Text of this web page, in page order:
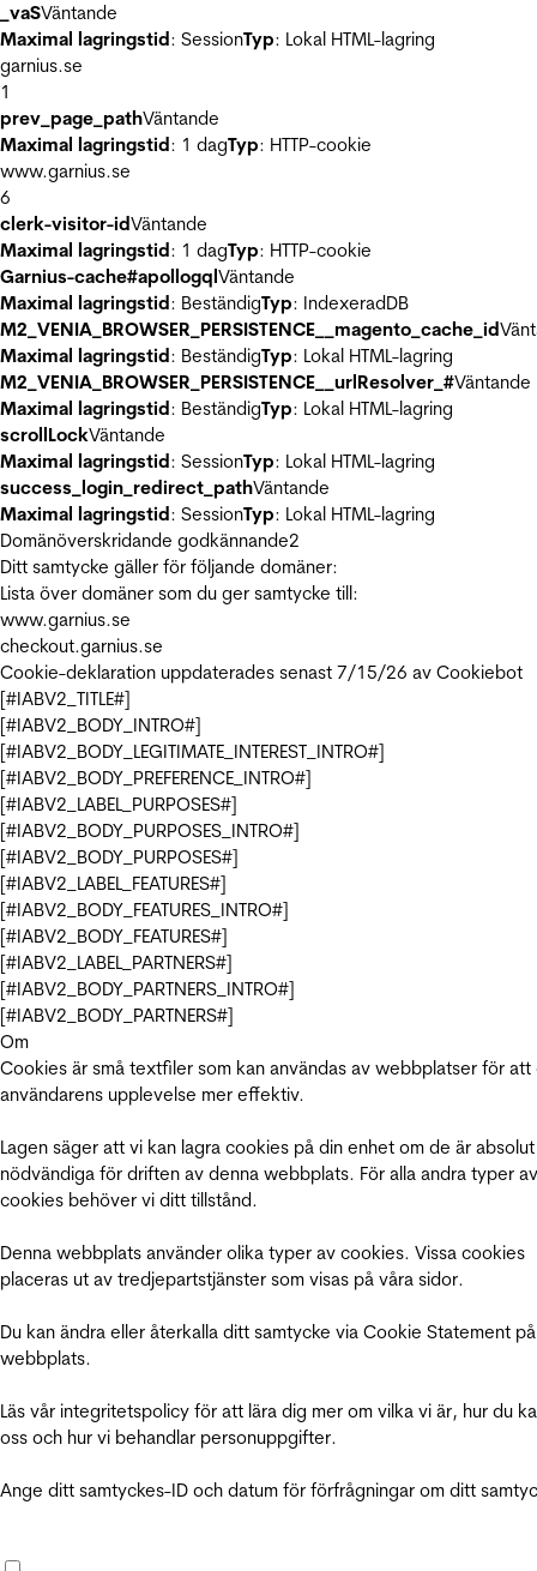
_vaSVäntande
Maximal lagringstid: SessionTyp: Lokal HTML-lagring
garnius.se
1
prev_page_pathVäntande
Maximal lagringstid: 1 dagTyp: HTTP-cookie
www.garnius.se
6
clerk-visitor-idVäntande
Maximal lagringstid: 1 dagTyp: HTTP-cookie
Garnius-cache#apollogqlVäntande
Maximal lagringstid: BeständigTyp: IndexeradDB
M2_VENIA_BROWSER_PERSISTENCE__magento_cache_id
Maximal lagringstid: BeständigTyp: Lokal HTML-lagring
M2_VENIA_BROWSER_PERSISTENCE__urlResolver_#Väntande
Maximal lagringstid: BeständigTyp: Lokal HTML-lagring
scrollLockVäntande
Maximal lagringstid: SessionTyp: Lokal HTML-lagring
success_login_redirect_pathVäntande
Maximal lagringstid: SessionTyp: Lokal HTML-lagring
Domänöverskridande godkännande2
Ditt samtycke gäller för följande domäner:
Lista över domäner som du ger samtycke till:
www.garnius.se
checkout.garnius.se
Cookie-deklaration uppdaterades senast 7/15/26 av Cookiebot
[#IABV2_TITLE#]
[#IABV2_BODY_INTRO#]
[#IABV2_BODY_LEGITIMATE_INTEREST_INTRO#]
[#IABV2_BODY_PREFERENCE_INTRO#]
[#IABV2_LABEL_PURPOSES#]
[#IABV2_BODY_PURPOSES_INTRO#]
[#IABV2_BODY_PURPOSES#]
[#IABV2_LABEL_FEATURES#]
[#IABV2_BODY_FEATURES_INTRO#]
[#IABV2_BODY_FEATURES#]
[#IABV2_LABEL_PARTNERS#]
[#IABV2_BODY_PARTNERS_INTRO#]
[#IABV2_BODY_PARTNERS#]
Om
Cookies är små textfiler som kan användas av webbplatser för att
användarens upplevelse mer effektiv.
Lagen säger att vi kan lagra cookies på din enhet om de är absolut
nödvändiga för driften av denna webbplats. För alla andra typer av
cookies behöver vi ditt tillstånd.
Denna webbplats använder olika typer av cookies. Vissa cookies
placeras ut av tredjepartstjänster som visas på våra sidor.
Du kan ändra eller återkalla ditt samtycke via Cookie Statement
webbplats.
Läs vår integritetspolicy för att lära dig mer om vilka vi är, hur du
oss och hur vi behandlar personuppgifter.
Ange ditt samtyckes-ID och datum för förfrågningar om ditt